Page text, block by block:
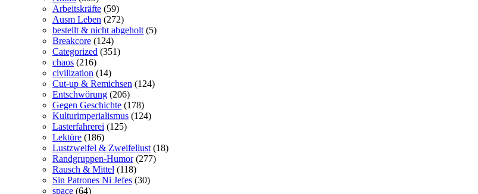
Arbeitskräfte (59)
Ausm Leben (272)
bestellt & nicht abgeholt (5)
Breakcore (124)
Categorized (351)
chaos (216)
civilization (14)
Cut-up & Remichsen (124)
Entschwörung (206)
Gegen Geschichte (178)
Kulturimperialismus (124)
Lasterfahrerei (125)
Lektüre (186)
Lustzweifel & Zweifellust (18)
Randgruppen-Humor(277)
Rausch & Mittel (118)
Sin Patrones Ni Jefes (30)
space (64)